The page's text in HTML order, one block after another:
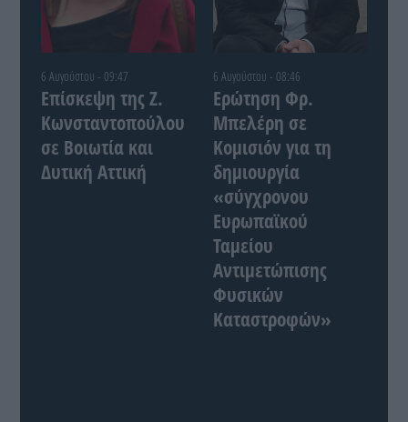
6 Αυγούστου - 09:47
Επίσκεψη της Ζ.
Κωνσταντοπούλου
σε Βοιωτία και
Δυτική Αττική
6 Αυγούστου - 08:46
Ερώτηση Φρ.
Μπελέρη σε
Κομισιόν για τη
δημιουργία
«σύγχρονου
Ευρωπαϊκού
Ταμείου
Αντιμετώπισης
Φυσικών
Καταστροφών»